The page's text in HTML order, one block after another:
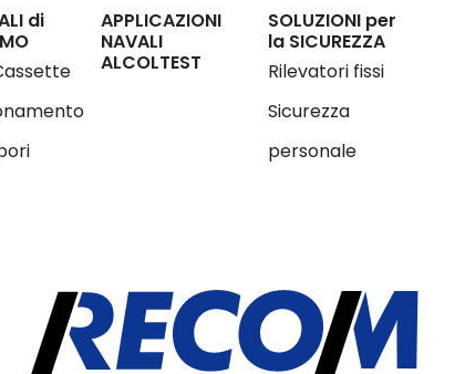
di
APPLICAZIONI
NAVALI
ALCOLTEST
SOLUZIONI per
la SICUREZZA
Rilevatori fissi
Sicurezza
personale